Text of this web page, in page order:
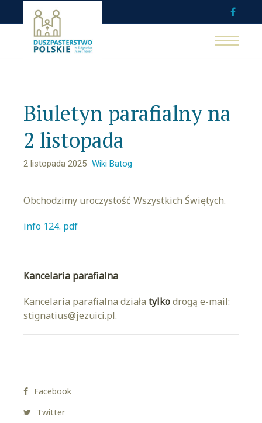
Biuletyn parafialny na
2 listopada
2 listopada 2025 Wiki Batog
Obchodzimy uroczystość Wszystkich Świętych.
info 124. pdf
Kancelaria parafialna
Kancelaria parafialna działa tylkodrogą e-mail:
stignatius@jezuici.pl.
Facebook
Twitter